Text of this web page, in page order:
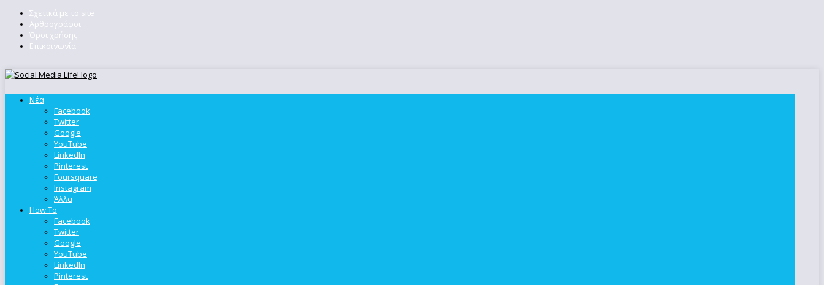
Σχετικά με το site
Αρθρογράφοι
Όροι χρήσης
Επικοινωνία
Νέα
Facebook
Twitter
Google
YouTube
LinkedIn
Pinterest
Foursquare
Instagram
Άλλα
How To
Facebook
Twitter
Google
YouTube
LinkedIn
Pinterest